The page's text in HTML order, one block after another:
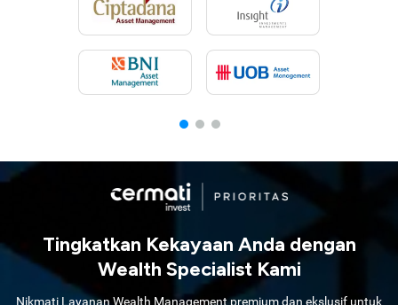
Tingkatkan Kekayaan Anda dengan
Wealth Specialist Kami
Nikmati Layanan Wealth Management premium dan ekslusif untuk